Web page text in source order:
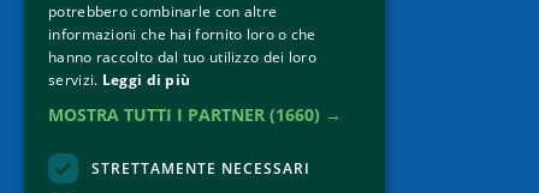
P.IVA 01133440410
Privacy Policy
Credits
potrebbero combinarle con altre
informazioni che hai fornito loro o che
hanno raccolto dal tuo utilizzo dei loro
servizi. Leggi di più
MOSTRA TUTTI I PARTNER (1660) →
STRETTAMENTE NECESSARI